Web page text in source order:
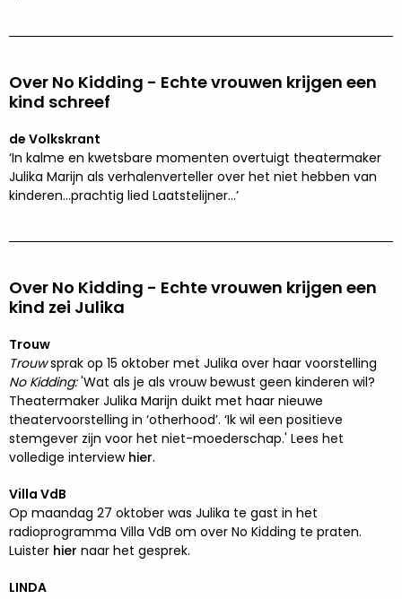
Over No Kidding - Echte vrouwen krijgen een
kind schreef
de Volkskrant
‘In kalme en kwetsbare momenten overtuigt theatermaker
Julika Marijn als verhalenverteller over het niet hebben van
kinderen...prachtig lied Laatstelijner...’
Over No Kidding - Echte vrouwen krijgen een
kind zei Julika
Trouw
Trouwsprak op 15 oktober met Julika over haar voorstelling
No Kidding:'Wat als je als vrouw bewust geen kinderen wil?
Theatermaker Julika Marijn duikt met haar nieuwe
theatervoorstelling in ‘otherhood’. ‘Ik wil een positieve
stemgever zijn voor het niet-moederschap.' Lees het
volledige interview hier.
Villa VdB
Op maandag 27 oktober was Julika te gast in het
radioprogramma Villa VdB om over No Kidding te praten.
Luister hier naar het gesprek.
LINDA